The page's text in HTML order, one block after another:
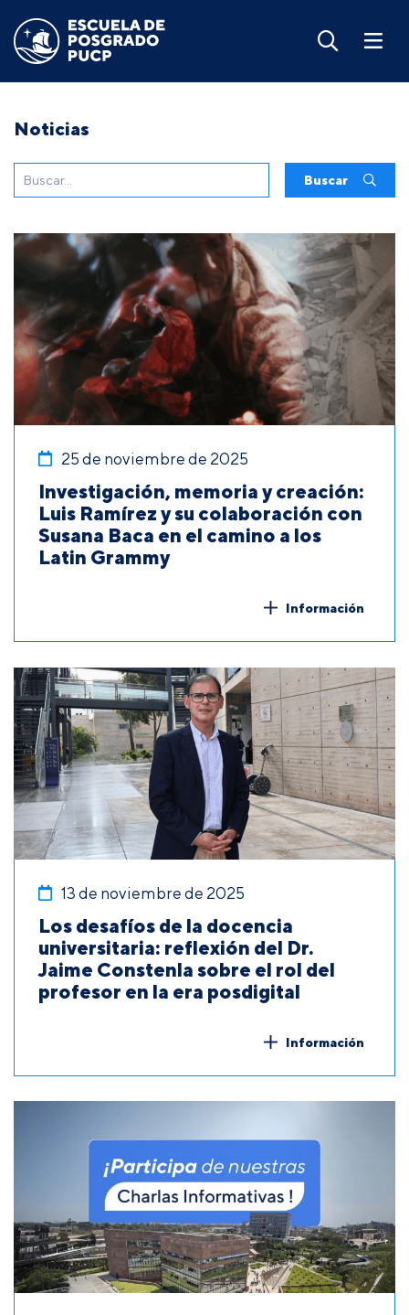
Noticias
Buscar
25 de noviembre de 2025
Investigación, memoria y creación:
Luis Ramírez y su colaboración con
Susana Baca en el camino a los
Latin Grammy
Información
13 de noviembre de 2025
Los desafíos de la docencia
universitaria: reflexión del Dr.
Jaime Constenla sobre el rol del
profesor en la era posdigital
Información